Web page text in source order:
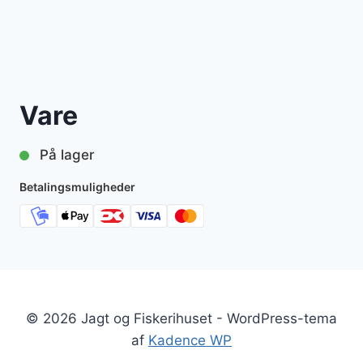
Vare
På lager
Betalingsmuligheder
© 2026 Jagt og Fiskerihuset - WordPress-tema
af Kadence WP